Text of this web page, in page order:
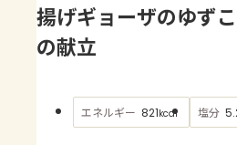
AJINOMOTO PARK とは
揚げギョーザのゆず
の献立
エネルギー 821kcal 塩分